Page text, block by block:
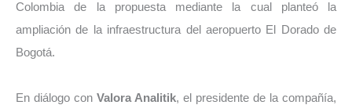
Colombia de la propuesta mediante la cual planteó la
ampliación de la infraestructura del aeropuerto El Dorado de
Bogotá.
En diálogo con Valora Analitik, el presidente de la compañía,